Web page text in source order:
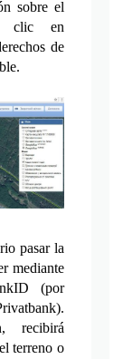
sobre el
clic en
de
pasar la
mediante
(por
recibirá
terreno o